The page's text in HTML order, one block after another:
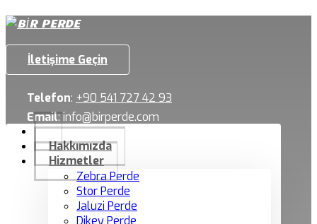
İletişime Geçin
Telefon: +90 541 727 42 93
Email:info@birperde.com
Hakkımızda
Hizmetler
Zebra Perde
Stor Perde
Jaluzi Perde
Dikey Perde